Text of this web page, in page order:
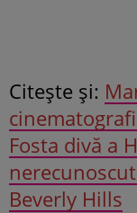
Citeşte şi:
Fosta divă a
Beverly Hills